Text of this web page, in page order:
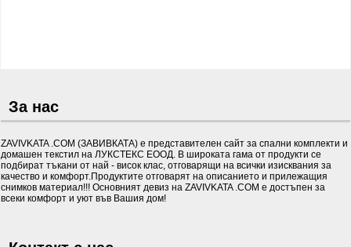
За нас
ZAVIVKATA .COM (ЗАВИВКАТА) е представителен сайт за спални комплекти и
домашен текстил на ЛУКСТЕКС ЕООД. В широката гама от продукти се
подбират тъкани от най - висок клас, отговарящи на всички изисквания за
качество и комфорт.Продуктите отговарят на описанието и прилежащия
снимков материал!!! Основният девиз на ZAVIVKATA .COM е достъпен за
всеки комфорт и уют във Вашия дом!